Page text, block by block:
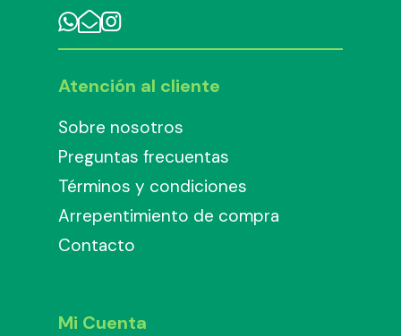
Atención al cliente
Sobre nosotros
Preguntas frecuentas
Términos y condiciones
Arrepentimiento de compra
Contacto
Mi Cuenta